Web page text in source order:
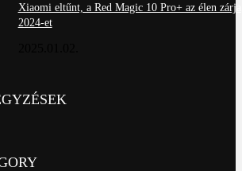
Xiaomi eltűnt, a Red Magic 10 Pro+ az élen zárja
2024-et